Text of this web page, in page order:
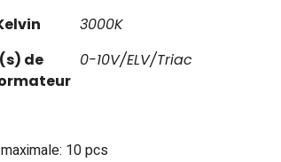
3000K
de
0-10V/ELV/Triac
10 pcs